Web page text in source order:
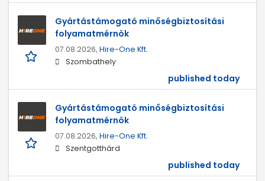
Gyártástámogató minőségbiztosítási
folyamatmérnök
07.08.2026, Hire-One Kft.
Szombathely
published today
Gyártástámogató minőségbiztosítási
folyamatmérnök
07.08.2026, Hire-One Kft.
Szentgotthárd
published today